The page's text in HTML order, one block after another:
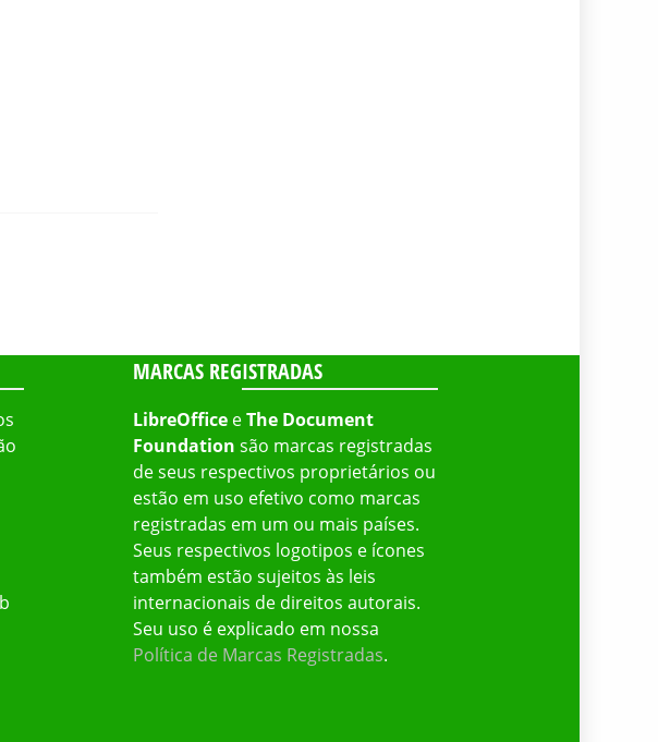
MARCAS REGISTRADAS
LibreOfficeeThe Document
Foundation são marcas registradas
de seus respectivos proprietários ou
estão em uso efetivo como marcas
registradas em um ou mais países.
Seus respectivos logotipos e ícones
também estão sujeitos às leis
internacionais de direitos autorais.
Seu uso é explicado em nossa
Política de Marcas Registradas.